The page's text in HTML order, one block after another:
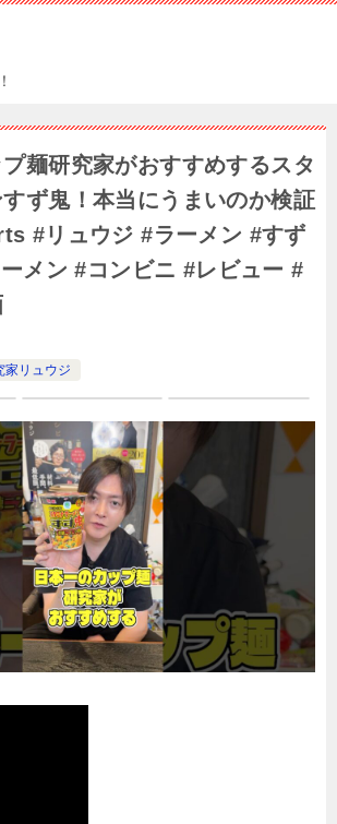
麺研究家がおすすめするスタ
ず鬼！本当にうまいのか検証
#リュウジ #ラーメン #すず
メン #コンビニ #レビュー #
家リュウジ